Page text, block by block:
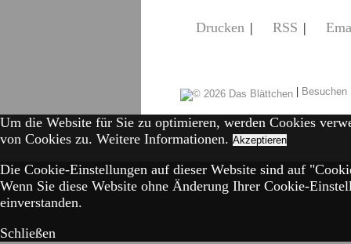
Drucken | RSS |
|
Um die Website für Sie zu optimieren, werden Cookies
von Cookies zu. Weitere Informationen. Akzeptieren
Die Cookie-Einstellungen auf dieser Website sind auf
Wenn Sie diese Website ohne Änderung Ihrer Cookie-
einverstanden.
Schließen